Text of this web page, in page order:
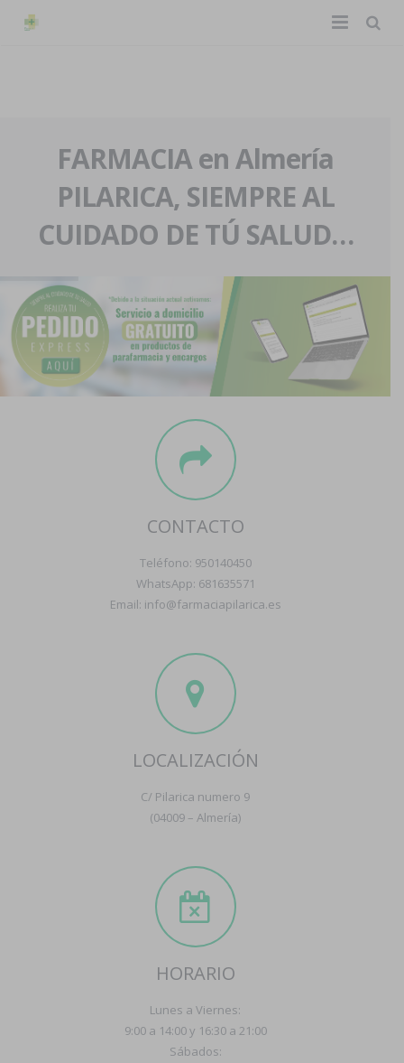
La farmacia
Nuestra historia
Nuestro equipo
Eventos
Servicios y reservas
Pedidos express
Blog
Contacto
Boletín
FARMACIA en Almería
PILARICA, SIEMPRE AL
CUIDADO DE TÚ SALUD…
CONTACTO
Teléfono: 950140450
WhatsApp: 681635571
Email: info@farmaciapilarica.es
LOCALIZACIÓN
C/ Pilarica numero 9
(04009 – Almería)
HORARIO
Lunes a Viernes:
9:00 a 14:00 y 16:30 a 21:00
Sábados: